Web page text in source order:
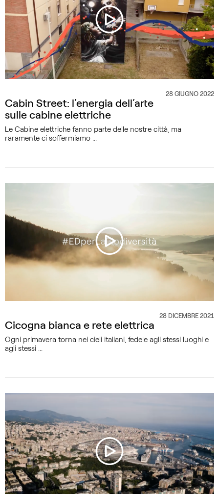
28 GIUGNO 2022
Cabin Street: l’energia dell’arte
sulle cabine elettriche
Le Cabine elettriche fanno parte delle nostre città, ma
raramente ci soffermiamo ...
28 DICEMBRE 2021
Cicogna bianca e rete elettrica
Ogni primavera torna nei cieli italiani, fedele agli stessi luoghi e
agli stessi ...